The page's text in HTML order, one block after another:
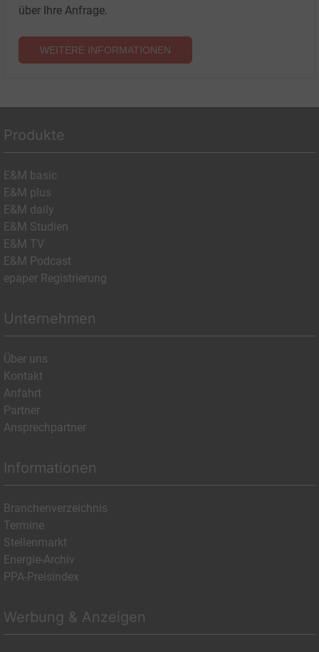
über Ihre Anfrage.
WEITERE INFORMATIONEN
Produkte
E&M basic
E&M plus
E&M daily
E&M Studien
E&M TV
E&M Podcast
epaper Registrierung
Unternehmen
Über uns
Kontakt
Anfahrt
Partner
Ansprechpartner
Informationen
Branchenverzeichnis
Termine
Stellenmarkt
Energie-Archiv
PPA-Preisindex
Werbung & Anzeigen